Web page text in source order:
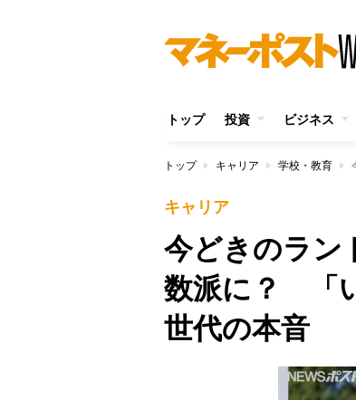
トップ 投資 ビジネス
トップ キャリア 学校・教育
キャリア
今どきのラン
数派に？ 「
世代の本音